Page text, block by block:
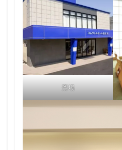
斎場